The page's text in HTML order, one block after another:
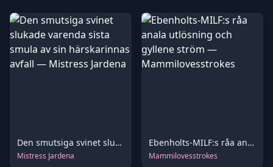
Den smutsiga svinet slukade varenda sista smula av sin härskarinnas avfall
Mistress Jardena
Ebenholts-MILF:s råa anala utlösning och gyllene ström
Mammilovesstrokes